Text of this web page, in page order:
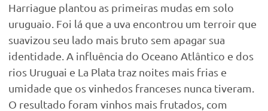
Harriague plantou as primeiras mudas em solo
uruguaio. Foi lá que a uva encontrou um terroir que
suavizou seu lado mais bruto sem apagar sua
identidade. A influência do Oceano Atlântico e dos
rios Uruguai e La Plata traz noites mais frias e
umidade que os vinhedos franceses nunca tiveram.
O resultado foram vinhos mais frutados, com